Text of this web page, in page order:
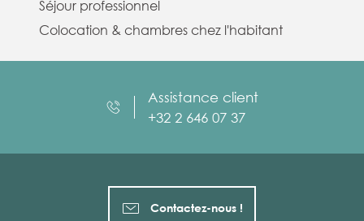
Séjour professionnel
Colocation & chambres chez l'habitant
Assistance client
+32 2 646 07 37
Contactez-nous !